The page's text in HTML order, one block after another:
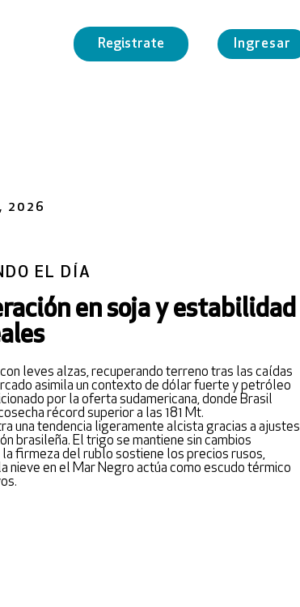
Registrate Ingresar
2026
EL DÍA
en soja y estabilidad
leves alzas, recuperando terreno tras las caídas
asimila un contexto de dólar fuerte y petróleo
por la oferta sudamericana, donde Brasil
récord superior a las 181 Mt.
una tendencia ligeramente alcista gracias a ajustes
brasileña. El trigo se mantiene sin cambios
firmeza del rublo sostiene los precios rusos,
nieve en el Mar Negro actúa como escudo térmico